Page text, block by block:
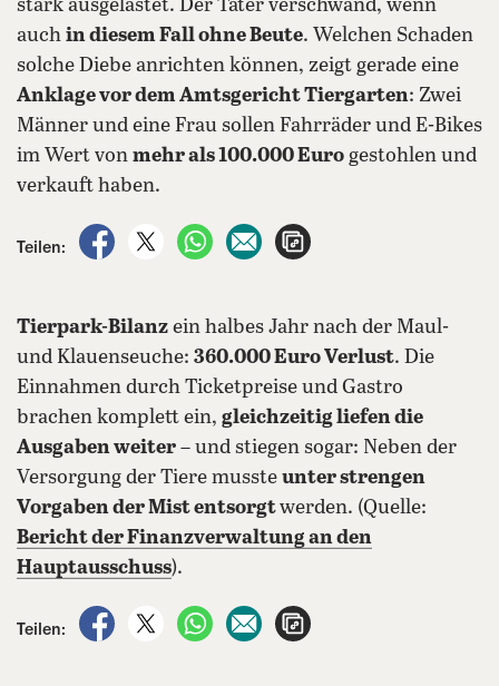
stark ausgelastet. Der Täter verschwand, wenn
auch in diesem Fall ohne Beute. Welchen Schaden
solche Diebe anrichten können, zeigt gerade eine
Anklage vor dem Amtsgericht Tiergarten: Zwei
Männer und eine Frau sollen Fahrräder und E-Bikes
im Wert von mehr als 100.000 Euro gestohlen und
verkauft haben.
Teilen:
auf Facebook teilen
auf X teilenper WhatsApp teilen
per E-Mail teilen
Tierpark-Bilanz ein halbes Jahr nach der Maul-
und Klauenseuche: 360.000 Euro Verlust. Die
Einnahmen durch Ticketpreise und Gastro
brachen komplett ein, gleichzeitig liefen die
Ausgaben weiter – und stiegen sogar: Neben der
Versorgung der Tiere musste unter strengen
Vorgaben der Mist entsorgtwerden. (Quelle:
Bericht der Finanzverwaltung an den
Hauptausschuss).
Teilen:
auf Facebook teilen
auf X teilenper WhatsApp teilen
per E-Mail teilen